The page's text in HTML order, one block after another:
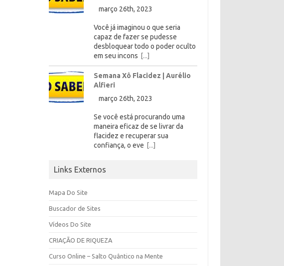
março 26th, 2023
Você já imaginou o que seria
capaz de fazer se pudesse
desbloquear todo o poder oculto
em seu incons [...]
Semana Xô Flacidez | Aurélio
Alfieri
março 26th, 2023
Se você está procurando uma
maneira eficaz de se livrar da
flacidez e recuperar sua
confiança, o eve [...]
Links Externos
Mapa Do Site
Buscador de Sites
Vídeos Do Site
CRIAÇÃO DE RIQUEZA
Curso Online – Salto Quântico na Mente